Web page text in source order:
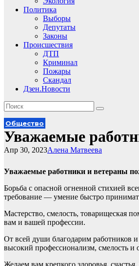
Политика
Выборы
Депутаты
Законы
Происшествия
ДТП
Криминал
Пожары
Скандал
Дзен.Новости
Общество
Уважаемые
Алена Матвеева
Апр 30, 2023
Уважаемые работники и ветераны
Борьба с опасной огненной стихией
требование — умение быстро
Мастерство, смелость, товарищеская
вам и вашей профессии.
От всей души благодарим работников
высокий профессионализм, смелость и
Желаем вам крепкого здоровья,